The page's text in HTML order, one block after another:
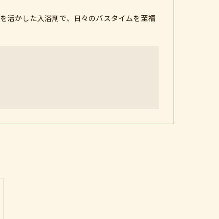
活かした入浴剤で、日々のバスタイムを至福